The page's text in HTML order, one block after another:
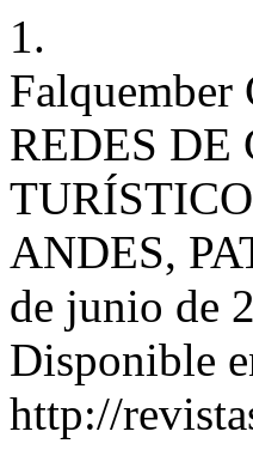
1.
REDES DE
ANDES,
de junio de
Disponible
http://